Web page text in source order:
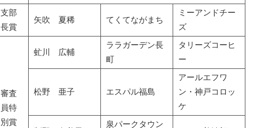
支部
長賞
矢吹 夏稀 てくてながまち
ミーアンドチー
ズ
審査
員特
別賞
虻川 広輔
ララガーデン長
町
タリーズコーヒ
ー
松野 亜子 エスパル福島
アールエフワ
ン・神戸コロッ
ケ
泉パークタウン